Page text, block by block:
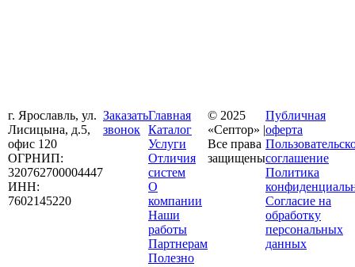
г. Ярославль, ул.
Лисицына, д.5,
офис 120
ОГРНИП:
320762700004447
ИНН:
7602145220
Заказать
звонок
Главная
Каталог
Услуги
Отличия
систем
О
компании
Наши
работы
Партнерам
Полезно
© 2025
«Септор» |
Все права
защищены
Публичная
оферта
соглашение
Политика
Согласие на
обработку
персональных
данных